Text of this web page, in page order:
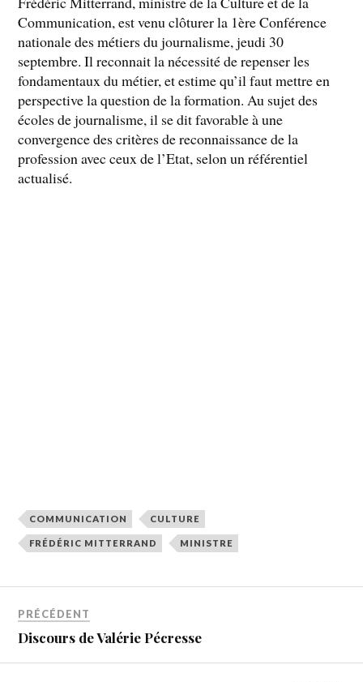
Communication, est venu clôturer la 1ère Conférence
nationale des métiers du journalisme, jeudi 30
septembre. Il reconnait la nécessité de repenser les
fondamentaux du métier, et estime qu’il faut mettre en
perspective la question de la formation. Au sujet des
écoles de journalisme, il se dit favorable à une
convergence des critères de reconnaissance de la
profession avec ceux de l’Etat, selon un référentiel
actualisé.
COMMUNICATION CULTURE
FRÉDÉRIC MITTERRAND MINISTRE
PRÉCÉDENT
Discours de Valérie Pécresse